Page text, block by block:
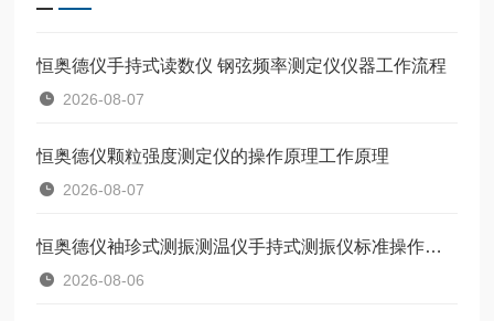
恒奥德仪手持式读数仪 钢弦频率测定仪仪器工作流程
2026-08-07
恒奥德仪颗粒强度测定仪的操作原理工作原理
2026-08-07
恒奥德仪袖珍式测振测温仪手持式测振仪标准操作流程
2026-08-06